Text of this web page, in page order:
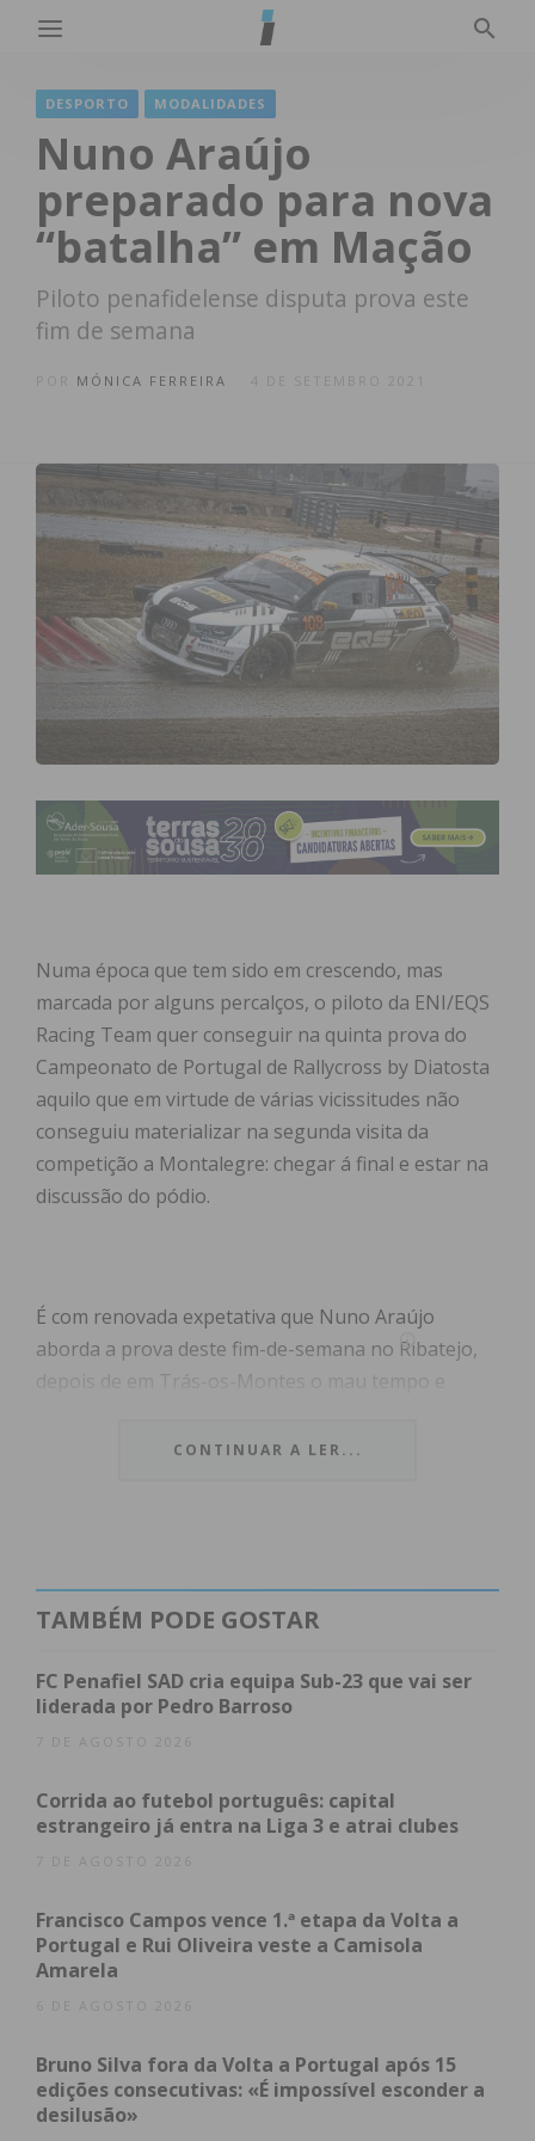
DESPORTO MODALIDADES
Nuno Araújo
preparado para nova
“batalha” em Mação
Piloto penafidelense disputa prova este
fim de semana
MÓNICA FERREIRA 4 DE SETEMBRO 2021
Numa época que tem sido em crescendo, mas
marcada por alguns percalços, o piloto da ENI/EQS
Racing Team quer conseguir na quinta prova do
Campeonato de Portugal de Rallycross by Diatosta
aquilo que em virtude de várias vicissitudes não
conseguiu materializar na segunda visita da
competição a Montalegre: chegar á final e estar na
discussão do pódio.
É com renovada expetativa que Nuno Araújo
aborda a prova deste fim-de-semana no Ribatejo,
depois de em Trás-os-Montes o mau tempo e
S1600 às posições que merece na mais competitiva
talento e capacidade para ser competitivo, mesmo
assumindo logicamente que “esta é uma época de
transição, onde me estou a adaptar a um carro
novo, exigente e que me está a fazer evoluir muito
como piloto”, lembra Nuno Araújo, que aos
adaptação e já vence mangas e corridas, para além
de voltas mais rápidas. “Isso mostra que estamos
no bom caminho e que é possível lutar pelos
aproximarmos da discussão dos triunfos e dos
campeonatos”, projetando que “se utilizarmos bem
estaremos sempre na luta pelas vitórias.
Nuno Araújo tem a noção de que Mação é uma
CONTINUAR A LER...
TAMBÉM PODE GOSTAR
FC Penafiel SAD cria equipa Sub-23 que vai ser
liderada por Pedro Barroso
7 DE AGOSTO 2026
Corrida ao futebol português: capital
estrangeiro já entra na Liga 3 e atrai clubes
7 DE AGOSTO 2026
Francisco Campos vence 1.ª etapa da Volta a
Portugal e Rui Oliveira veste a Camisola
Amarela
6 DE AGOSTO 2026
Bruno Silva fora da Volta a Portugal após 15
edições consecutivas: «É impossível esconder a
desilusão»